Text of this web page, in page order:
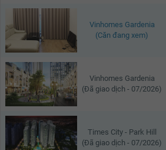
Vinhomes Gardenia
(Căn đang xem)
Vinhomes Gardenia
(Đã giao dịch - 07/2026)
Times City - Park Hill
(Đã giao dịch - 07/2026)